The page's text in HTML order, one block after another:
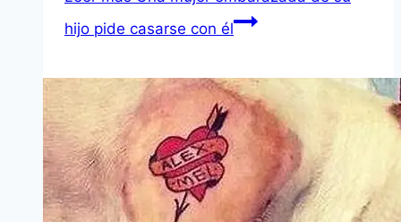
hijo pide casarse con él